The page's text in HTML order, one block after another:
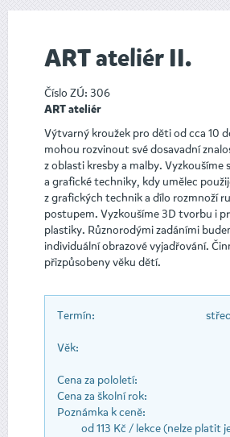
ART ateliér II.
Číslo ZÚ: 306
ART ateliér
Výtvarný kroužek pro děti od cca 10
mohou rozvinout své dosavadní
z oblasti kresby a malby. Vyzkoušíme
a grafické techniky, kdy umělec
z grafických technik a dílo rozmnoží
postupem. Vyzkoušíme 3D tvorbu i
plastiky. Různorodými zadáními
individuální obrazové vyjadřování.
přizpůsobeny věku dětí.
Termín:
Věk:
Cena za pololetí:
Cena za školní rok:
Poznámka k ceně:
od 113 Kč / lekce (nelze platit